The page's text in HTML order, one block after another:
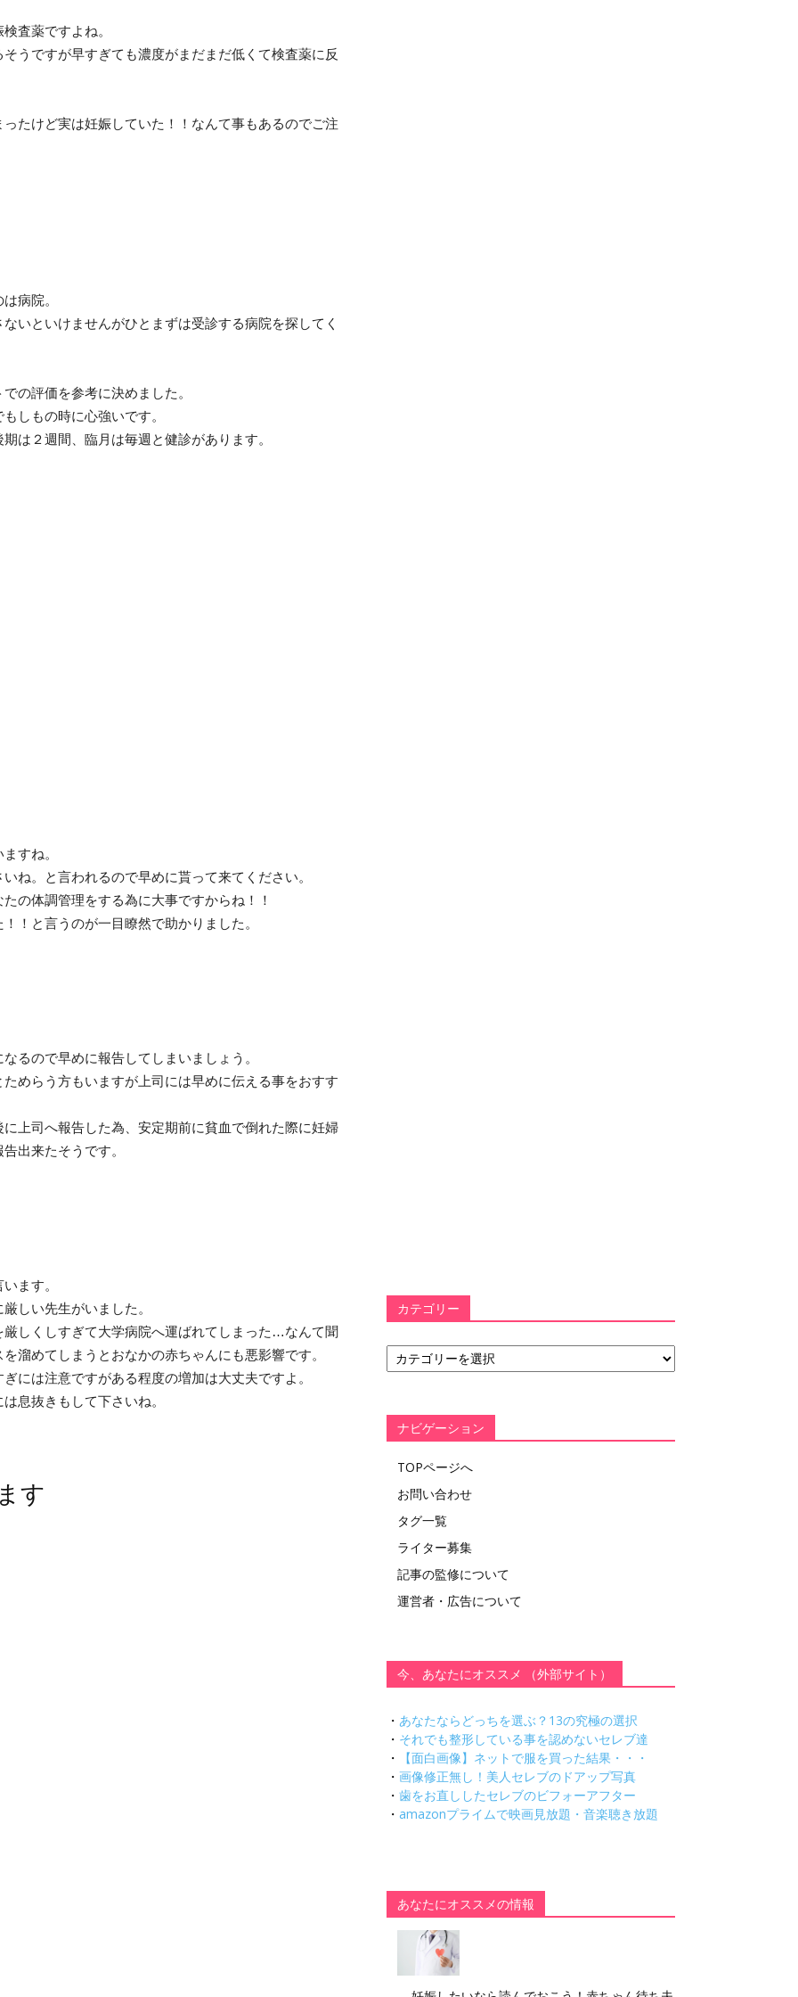
査薬ですよね。
うですが早すぎても濃度がまだまだ低くて検査薬に反
たけど実は妊娠していた！！なんて事もあるのでご注
病院。
いといけませんがひとまずは受診する病院を探してく
の評価を参考に決めました。
しもの時に心強いです。
は２週間、臨月は毎週と健診があります。
すね。
ね。と言われるので早めに貰って来てください。
の体調管理をする為に大事ですからね！！
！と言うのが一目瞭然で助かりました。
るので早めに報告してしまいましょう。
めらう方もいますが上司には早めに伝える事をおすす
上司へ報告した為、安定期前に貧血で倒れた際に妊婦
出来たそうです。
ます。
しい先生がいました。
しくしすぎて大学病院へ運ばれてしまった…なんて聞
溜めてしまうとおなかの赤ちゃんにも悪影響です。
には注意ですがある程度の増加は大丈夫ですよ。
息抜きもして下さいね。
す
カテゴリー
カ
テ
ー
ナビゲーション
TOPページへ
お問い合わせ
タグ一覧
ライター募集
記事の監修について
運営者・広告について
今、あなたにオススメ （外部サイト）
・ あなたならどっちを選ぶ？13の究極の選択
・ それでも整形している事を認めないセレブ達
・
【面白画像】ネットで服を買った結果・・・
・ 画像修正無し！美人セレブのドアップ写真
・ 歯をお直ししたセレブのビフォーアフター
・ amazonプライムで映画見放題・音楽聴き放題
あなたにオススメの情報